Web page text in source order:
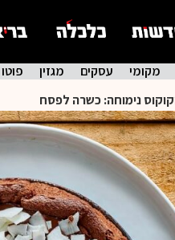
מקומי עסקים מגזין
נימוחה: כשרה לפסח